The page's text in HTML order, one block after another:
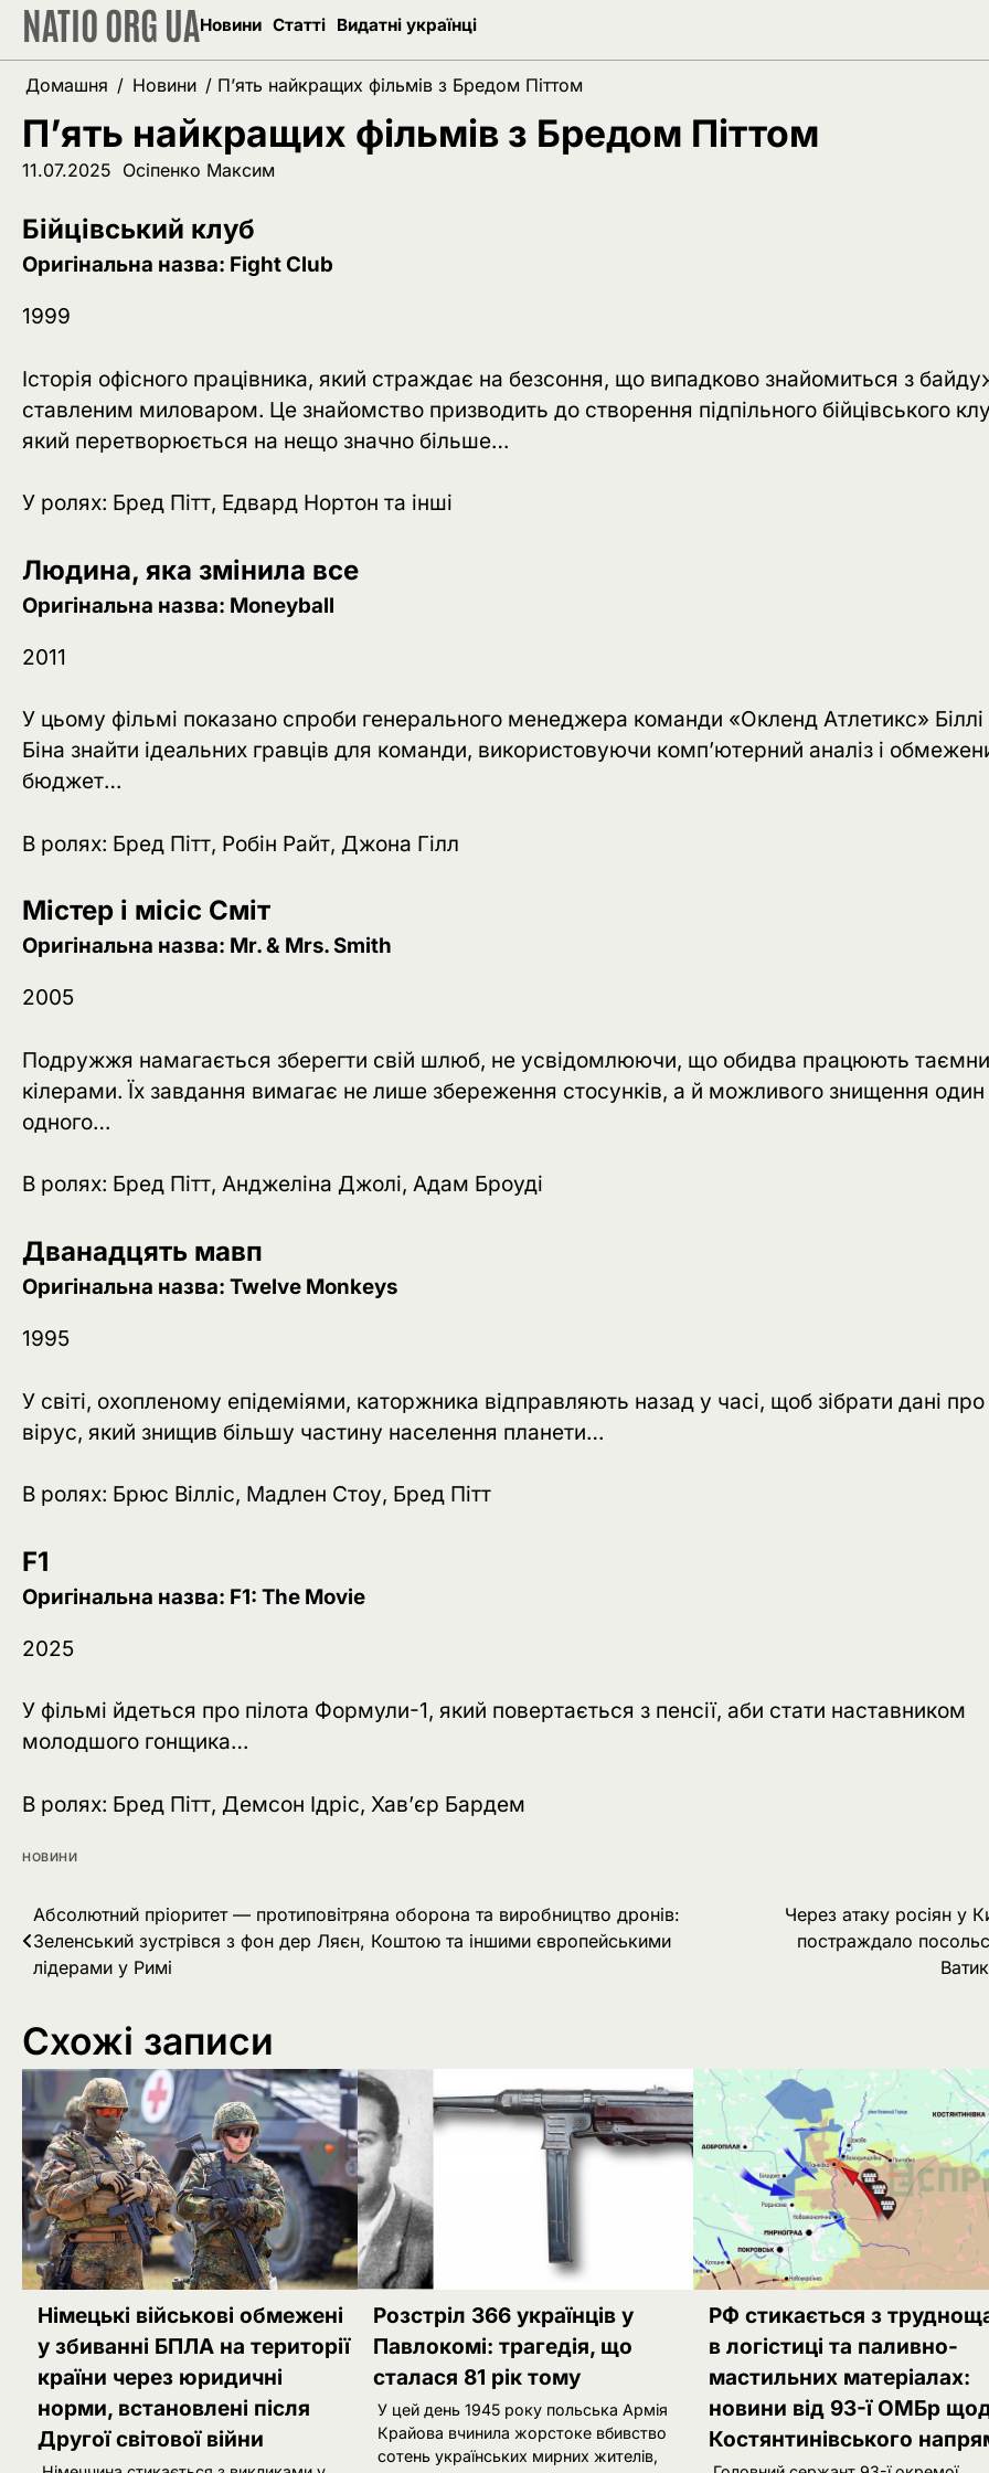
Перейти
вмісту
NATIO ORG UAНовини Статті Видатні українці
Домашня Новини П’ять найкращих фільмів з Бредом Піттом
П’ять найкращих фільмів з Бредом Піттом
11.07.2025 Осіпенко Максим
Бійцівський клуб
Оригінальна назва: Fight Club
1999
Історія офісного працівника, який страждає на безсоння, що випадково знайомиться з
ставленим миловаром. Це знайомство призводить до створення підпільного бійцівського
який перетворюється на нещо значно більше…
У ролях: Бред Пітт, Едвард Нортон та інші
Людина, яка змінила все
Оригінальна назва: Moneyball
2011
У цьому фільмі показано спроби генерального менеджера команди «Окленд Атлетикс» Біллі
Біна знайти ідеальних гравців для команди, використовуючи комп’ютерний аналіз і
бюджет…
В ролях: Бред Пітт, Робін Райт, Джона Гілл
Містер і місіс Сміт
Оригінальна назва: Mr. & Mrs. Smith
2005
Подружжя намагається зберегти свій шлюб, не усвідомлюючи, що обидва працюють
кілерами. Їх завдання вимагає не лише збереження стосунків, а й можливого знищення один
одного…
В ролях: Бред Пітт, Анджеліна Джолі, Адам Броуді
Дванадцять мавп
Оригінальна назва: Twelve Monkeys
1995
У світі, охопленому епідеміями, каторжника відправляють назад у часі, щоб зібрати дані про
вірус, який знищив більшу частину населення планети…
В ролях: Брюс Вілліс, Мадлен Стоу, Бред Пітт
F1
Оригінальна назва: F1: The Movie
2025
У фільмі йдеться про пілота Формули-1, який повертається з пенсії, аби стати наставником
молодшого гонщика…
В ролях: Бред Пітт, Демсон Ідріс, Хав’єр Бардем
НОВИНИ
Навігація
записів
Абсолютний пріоритет — протиповітряна оборона та виробництво дронів:
Зеленський зустрівся з фон дер Ляєн, Коштою та іншими європейськими
лідерами у Римі
Через атаку росіян у
постраждало
Схожі записи
Німецькі військові обмежені
у збиванні БПЛА на території
країни через юридичні
норми, встановлені після
Другої світової війни
Розстріл 366 українців у
Павлокомі: трагедія, що
сталася 81 рік тому
У цей день 1945 року польська Армія
Крайова вчинила жорстоке вбивство
сотень українських мирних жителів,
РФ стикається з
в логістиці та паливно-
мастильних матеріалах:
новини від 93-ї ОМБр
Костянтинівського